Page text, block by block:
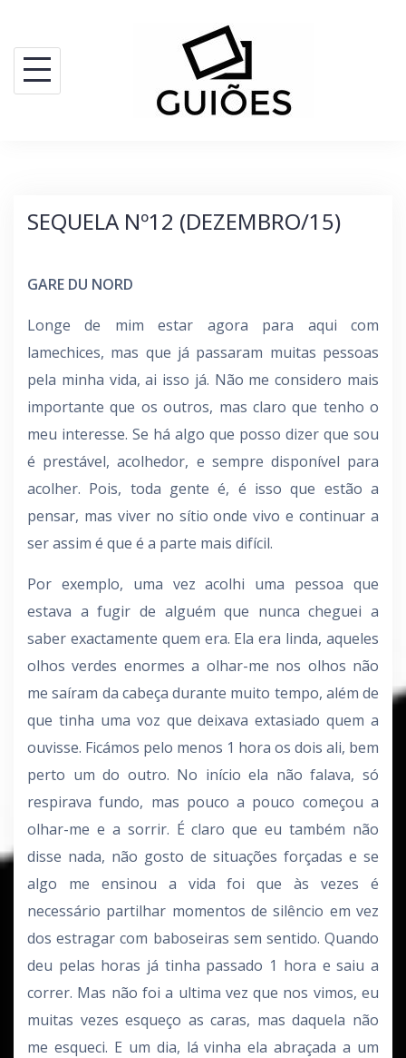
content
SEQUELA Nº12 (DEZEMBRO/15)
GARE DU NORD
Longe de mim estar agora para aqui com
lamechices, mas que já passaram muitas pessoas
pela minha vida, ai isso já. Não me considero mais
importante que os outros, mas claro que tenho o
meu interesse. Se há algo que posso dizer que sou
é prestável, acolhedor, e sempre disponível para
acolher. Pois, toda gente é, é isso que estão a
pensar, mas viver no sítio onde vivo e continuar a
ser assim é que é a parte mais difícil.
Por exemplo, uma vez acolhi uma pessoa que
estava a fugir de alguém que nunca cheguei a
saber exactamente quem era. Ela era linda, aqueles
olhos verdes enormes a olhar-me nos olhos não
me saíram da cabeça durante muito tempo, além de
que tinha uma voz que deixava extasiado quem a
ouvisse. Ficámos pelo menos 1 hora os dois ali, bem
perto um do outro. No início ela não falava, só
respirava fundo, mas pouco a pouco começou a
olhar-me e a sorrir. É claro que eu também não
disse nada, não gosto de situações forçadas e se
algo me ensinou a vida foi que às vezes é
necessário partilhar momentos de silêncio em vez
dos estragar com baboseiras sem sentido. Quando
deu pelas horas já tinha passado 1 hora e saiu a
correr. Mas não foi a ultima vez que nos vimos, eu
muitas vezes esqueço as caras, mas daquela não
me esqueci. E um dia, lá vinha ela abraçada a um